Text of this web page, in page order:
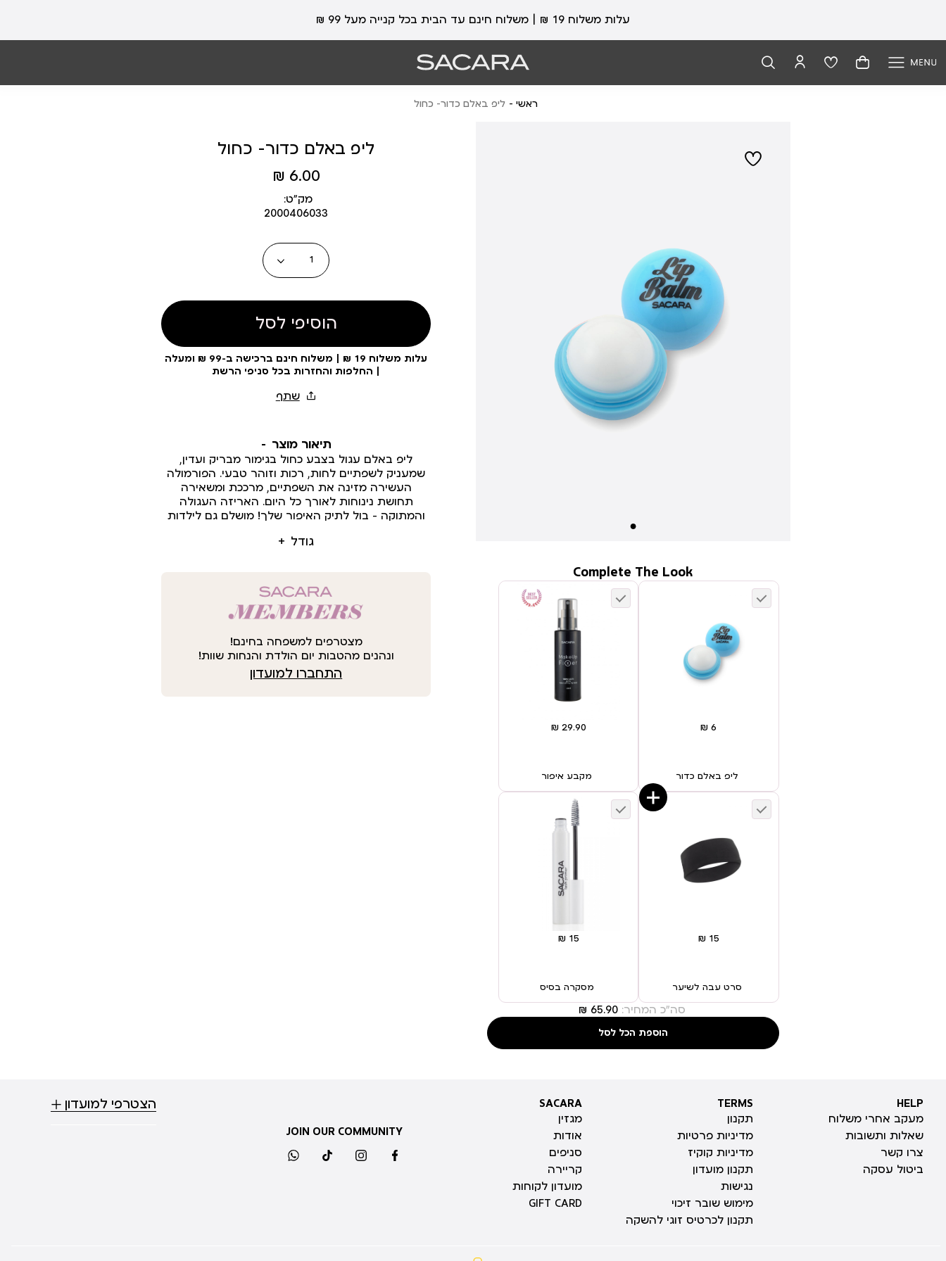
עלות משלוח 19 ₪ | משלוח חינם עד הבית בכל קנייה מעל 99 ₪
ראשי ליפ באלם כדור- כחול
ליפ באלם כדור- כחול
מחיר
מוצר
6.00 ₪
מק״ט:
2000406033
כמות
הוסיפי לסל
עלות משלוח 19 ₪ | משלוח חינם ברכישה ב-99 ₪ ומעלה
| החלפות והחזרות בכל סניפי הרשת
תיאור מוצר
גודל
ליפ באלם עגול בצבע כחול בגימור מבריק ועדין,
שמעניק לשפתיים לחות, רכות וזוהר טבעי. הפורמולה
העשירה מזינה את השפתיים, מרככת ומשאירה
תחושת נינוחות לאורך כל היום. האריזה העגולה
והמתוקה – בול לתיק האיפור שלך! מושלם גם לילדות
מצטרפים למשפחה בחינם!
ונהנים מהטבות יום הולדת והנחות שוות!
התחברו למועדון
ליפ באלם כדור מקבע איפור
סרט עבה לשיער מסקרה בסיס
Complete The Look
סה"כ המחיר: ‏65.90 ₪
הוספת הכל לסל
HELP
HELP
מעקב אחרי משלוח
שאלות ותשובות
צרו קשר
ביטול עסקה
TERMS
TERMS
תקנון
מדיניות פרטיות
מדיניות קוקיז
תקנון מועדון
נגישות
מימוש שובר זיכוי
תקנון לכרטיס זוגי להשקה
SACARA
SACARA
מגזין
אודות
סניפים
קריירה
מועדון לקוחות
GIFT CARD
JOIN OUR COMMUNITY
facebook
instagram
tiktok
whatsapp
הצטרפי למועדון